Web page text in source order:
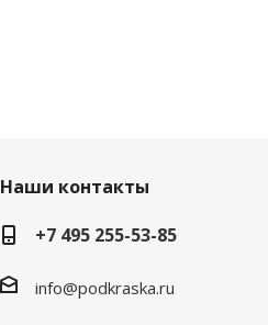
Наши контакты
+7 495 255-53-85
info@podkraska.ru